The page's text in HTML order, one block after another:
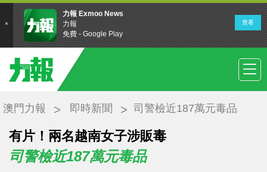
澳門力報 即時新聞 司警檢近187萬元毒品
有片！兩名越南女子涉販毒
司警檢近187萬元毒品